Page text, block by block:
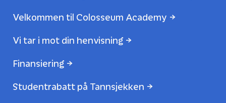
Velkommen til Colosseum Academy
Vi tar i mot din henvisning
Finansiering
Studentrabatt på Tannsjekken